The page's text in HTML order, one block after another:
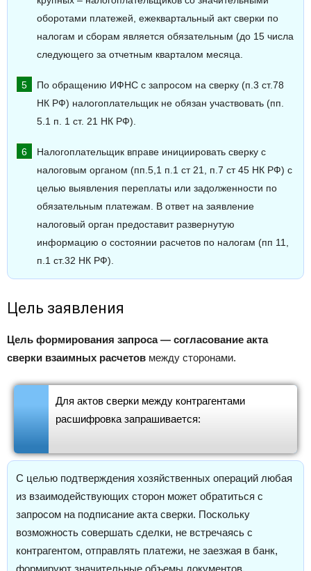
оборотами платежей, ежеквартальный акт сверки по
налогам и сборам является обязательным (до 15 числа
следующего за отчетным кварталом месяца.
По обращению ИФНС с запросом на сверку (п.3 ст.78
НК РФ) налогоплательщик не обязан участвовать (пп.
5.1 п. 1 ст. 21 НК РФ).
Налогоплательщик вправе инициировать сверку с
налоговым органом (пп.5,1 п.1 ст 21, п.7 ст 45 НК РФ) с
целью выявления переплаты или задолженности по
обязательным платежам. В ответ на заявление
налоговый орган предоставит развернутую
информацию о состоянии расчетов по налогам (пп 11,
п.1 ст.32 НК РФ).
Цель заявления
Цель формирования запроса — согласование акта
сверки взаимных расчетов между сторонами.
Для актов сверки между контрагентами
расшифровка запрашивается:
С целью подтверждения хозяйственных операций любая
из взаимодействующих сторон может обратиться с
запросом на подписание акта сверки. Поскольку
возможность совершать сделки, не встречаясь с
контрагентом, отправлять платежи, не заезжая в банк,